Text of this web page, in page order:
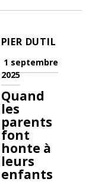
PIER DUTIL
1 septembre
2025
Quand
les
parents
font
honte à
leurs
enfants